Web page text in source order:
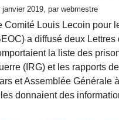
janvier 2019, par webmestre
Comité Louis Lecoin pour
a diffusé deux
la liste des
(IRG) et les rapports
et Assemblée Générale
donnaient des